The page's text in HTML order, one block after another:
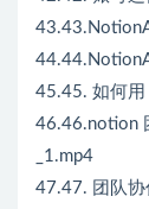
45.45. 如何用
46.46.notion
_1.mp4
47.47. 团队协